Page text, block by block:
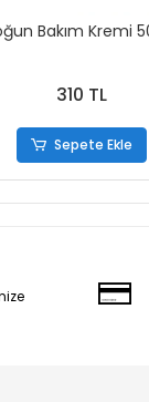
Bakım Kremi
310 TL
Sepete Ekle